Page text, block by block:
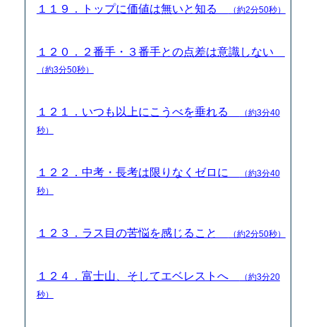
１１９．トップに価値は無いと知る （約2分50秒）
１２０．２番手・３番手との点差は意識しない
（約3分50秒）
１２１．いつも以上にこうべを垂れる
（約3分40
秒）
１２２．中考・長考は限りなくゼロに
（約3分40
秒）
１２３．ラス目の苦悩を感じること （約2分50秒）
１２４．富士山、そしてエベレストへ
（約3分20
秒）